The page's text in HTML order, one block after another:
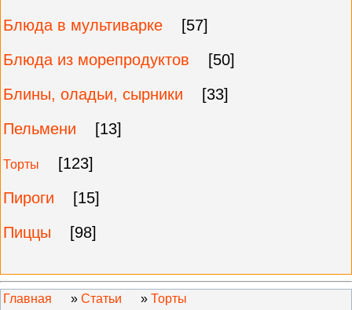
Блюда в мультиварке
[57]
Блюда из морепродуктов
[50]
Блины, оладьи, сырники
[33]
Пельмени
[13]
Торты
[123]
Пироги
[15]
Пиццы
[98]
Главная » Статьи » Торты